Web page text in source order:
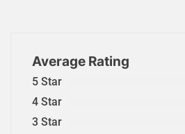
Average Rating
5 Star
4 Star
3 Star